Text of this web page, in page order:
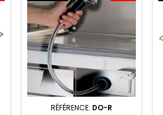
RÉFÉRENCE: DO-R